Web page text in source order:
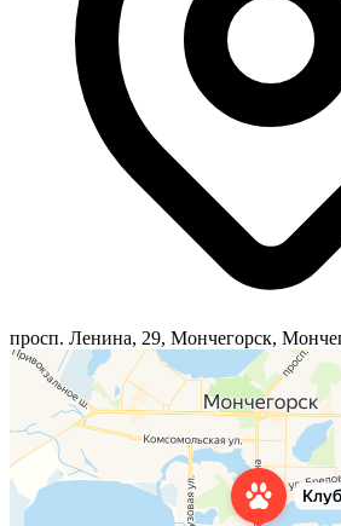
просп. Ленина, 29, Мончегорск,